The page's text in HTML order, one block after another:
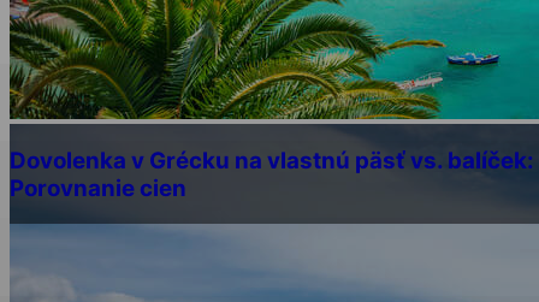
Dovolenka v Grécku na vlastnú päsť vs. balíček:
Porovnanie cien